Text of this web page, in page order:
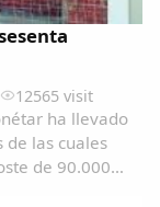
12565 visit
ha llevado
90.000